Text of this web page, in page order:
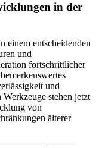
in der
einem entscheidenden
und
fortschrittlicher
und
stehen jetzt
von
älterer